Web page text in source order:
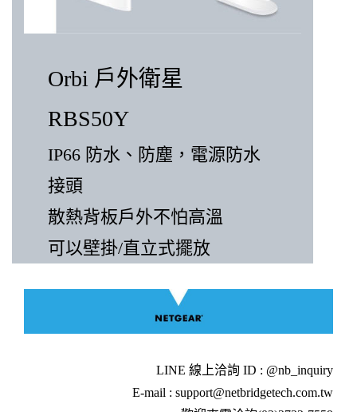
Orbi 戶外衛星
RBS50Y
IP66 防水、防塵，電源防水
接頭
散熱背板戶外不怕高溫
可以壁掛/直立式擺放
LINE 線上洽詢 ID : @nb_inquiry
E-mail : support@netbridgetech.com.tw